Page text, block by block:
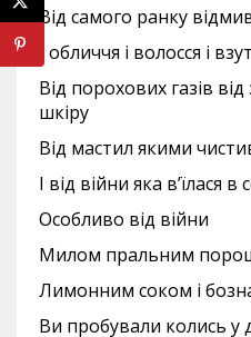
Від самого ранку
І обличчя і волосся і
Від порохових газів від
шкіру
Від мастил якими
І від війни яка в’їлася в
Особливо від війни
Милом пральним
Лимонним соком і
Ви пробували колись у